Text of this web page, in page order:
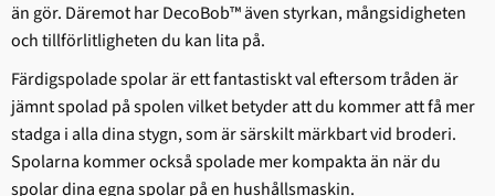
än gör. Däremot har DecoBob™ även styrkan, mångsidigheten
och tillförlitligheten du kan lita på.
Färdigspolade spolar är ett fantastiskt val eftersom tråden är
jämnt spolad på spolen vilket betyder att du kommer att få mer
stadga i alla dina stygn, som är särskilt märkbart vid broderi.
Spolarna kommer också spolade mer kompakta än när du
spolar dina egna spolar på en hushållsmaskin.